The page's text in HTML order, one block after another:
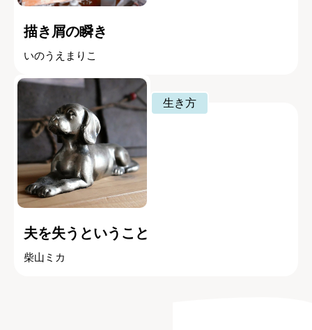
描き屑の瞬き
いのうえまりこ
生き方
夫を失うということ
柴山ミカ